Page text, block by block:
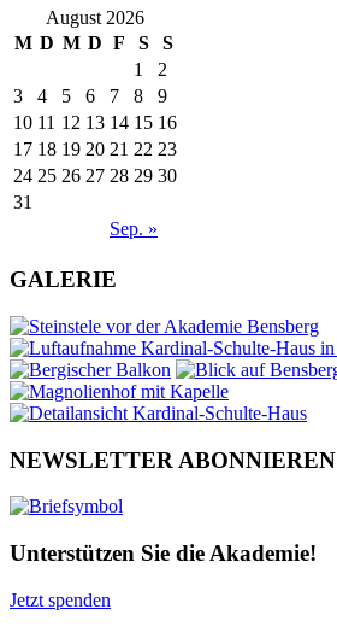
August 2026
M D M D F S S
Sep. »
1
2
3
4 5 6 7 8
9
10 11 12 13 14 15 16
17 18 19 20 21 22 23
24 25 26 27 28 29 30
31
GALERIE
NEWSLETTER ABONNIEREN
Unterstützen Sie die Akademie!
Jetzt spenden